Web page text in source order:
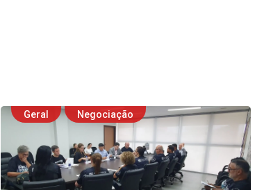
Geral Negociação